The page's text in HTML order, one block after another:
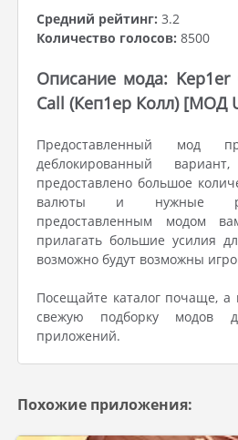
Средний рейтинг: 3.2
Количество голосов: 8500
Описание мода: Kep1er
Call (Кеп1ер Колл) [МОД
Предоставленный мод
деблокированный
предоставлено большое
валюты и нужные
предоставленным модом
прилагать большие усилия
возможно будут возможны
Посещайте каталог почаще,
свежую подборку
приложений.
Похожие приложения: